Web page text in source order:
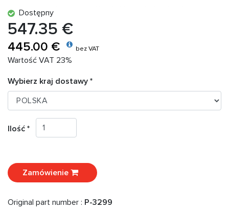
Dostępny
547.35 €
445.00 € bez VAT
Wartość VAT 23%
Wybierz kraj dostawy *
Ilość *
Zamówienie
Original part number : P-3299